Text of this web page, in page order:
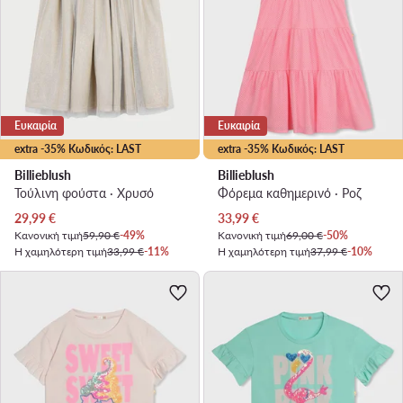
extra -35% Κωδικός: LAST
Ευκαιρία
Billieblush
Τούλινη φούστα · Χρυσό
Τρέχουσα τιμή
29,99€
Κανονική τιμή59,90 €-49%
Η χαμηλότερη τιμή33,99 €-11%
extra -35% Κωδικός: LAST
Ευκαιρία
Billieblush
Φόρεμα καθημερινό · Ροζ
Τρέχουσα τιμή
33,99€
Κανονική τιμή69,00 €-50%
Η χαμηλότερη τιμή37,99 €-10%